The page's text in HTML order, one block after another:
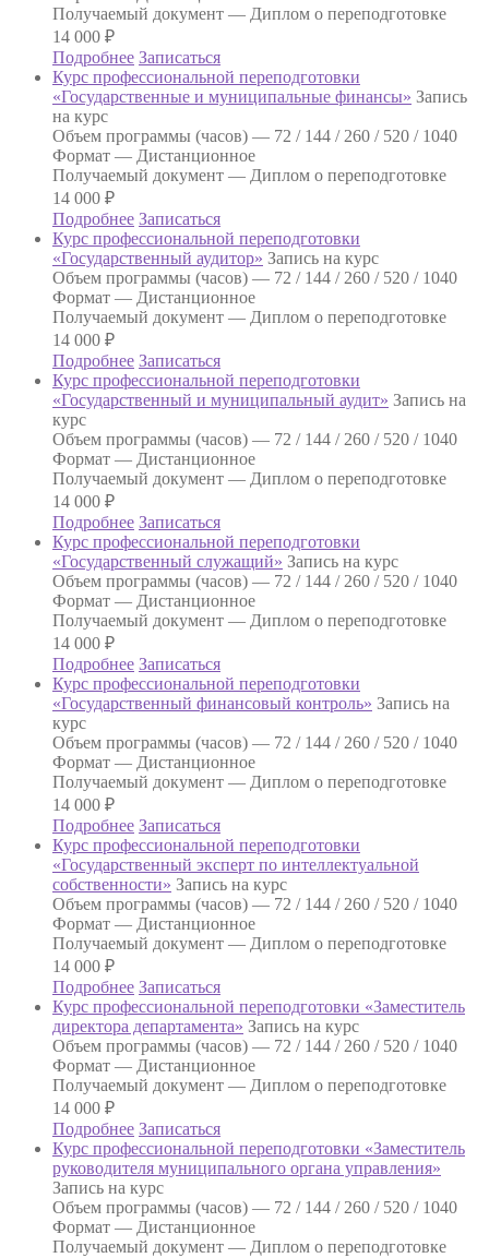
Получаемый документ — Диплом о переподготовке
14 000 ₽
Подробнее Записаться
Курс профессиональной переподготовки
«Государственные и муниципальные финансы» Запись
на курс
Объем программы (часов) — 72 / 144 / 260 / 520 / 1040
Формат — Дистанционное
Получаемый документ — Диплом о переподготовке
14 000 ₽
Подробнее Записаться
Курс профессиональной переподготовки
«Государственный аудитор» Запись на курс
Объем программы (часов) — 72 / 144 / 260 / 520 / 1040
Формат — Дистанционное
Получаемый документ — Диплом о переподготовке
14 000 ₽
Подробнее Записаться
Курс профессиональной переподготовки
«Государственный и муниципальный аудит» Запись на
курс
Объем программы (часов) — 72 / 144 / 260 / 520 / 1040
Формат — Дистанционное
Получаемый документ — Диплом о переподготовке
14 000 ₽
Подробнее Записаться
Курс профессиональной переподготовки
«Государственный служащий» Запись на курс
Объем программы (часов) — 72 / 144 / 260 / 520 / 1040
Формат — Дистанционное
Получаемый документ — Диплом о переподготовке
14 000 ₽
Подробнее Записаться
Курс профессиональной переподготовки
«Государственный финансовый контроль» Запись на
курс
Объем программы (часов) — 72 / 144 / 260 / 520 / 1040
Формат — Дистанционное
Получаемый документ — Диплом о переподготовке
14 000 ₽
Подробнее Записаться
Курс профессиональной переподготовки
«Государственный эксперт по интеллектуальной
собственности» Запись на курс
Объем программы (часов) — 72 / 144 / 260 / 520 / 1040
Формат — Дистанционное
Получаемый документ — Диплом о переподготовке
14 000 ₽
Подробнее Записаться
Курс профессиональной переподготовки «Заместитель
директора департамента» Запись на курс
Объем программы (часов) — 72 / 144 / 260 / 520 / 1040
Формат — Дистанционное
Получаемый документ — Диплом о переподготовке
14 000 ₽
Подробнее Записаться
Курс профессиональной переподготовки «Заместитель
руководителя муниципального органа управления»
Запись на курс
Объем программы (часов) — 72 / 144 / 260 / 520 / 1040
Формат — Дистанционное
Получаемый документ — Диплом о переподготовке